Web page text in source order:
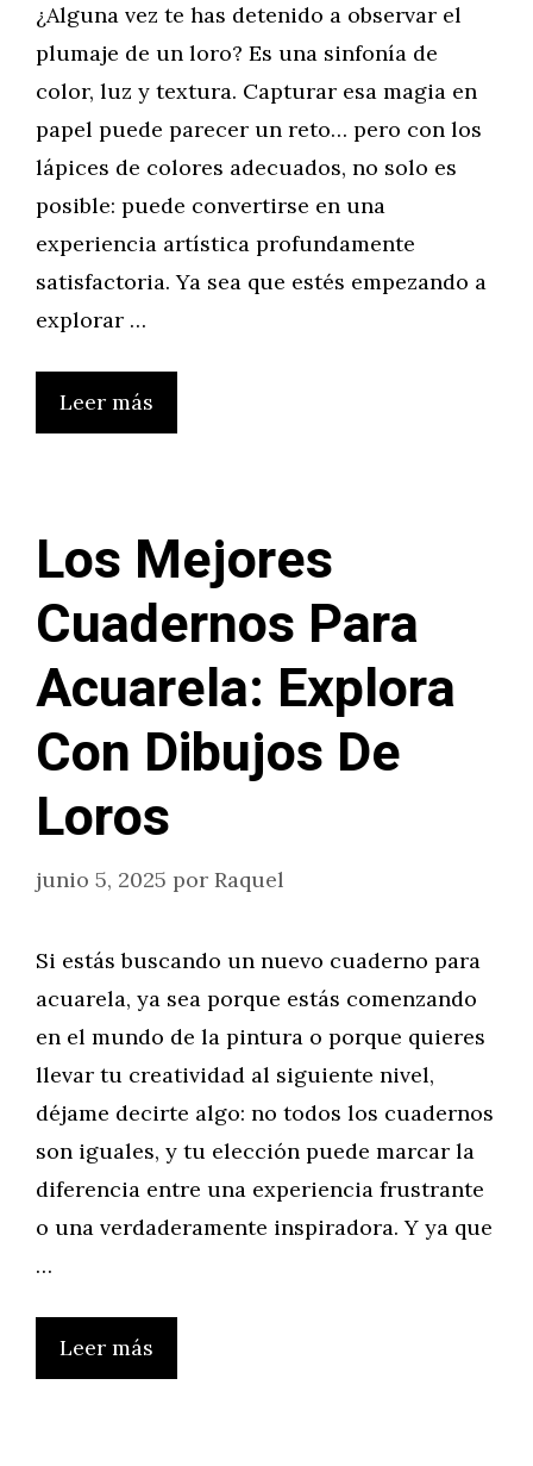
¿Alguna vez te has detenido a observar el
plumaje de un loro? Es una sinfonía de
color, luz y textura. Capturar esa magia en
papel puede parecer un reto… pero con los
lápices de colores adecuados, no solo es
posible: puede convertirse en una
experiencia artística profundamente
satisfactoria. Ya sea que estés empezando a
explorar …
Leer más
Los Mejores
Cuadernos Para
Acuarela: Explora
Con Dibujos De
Loros
junio 5, 2025 por Raquel
Si estás buscando un nuevo cuaderno para
acuarela, ya sea porque estás comenzando
en el mundo de la pintura o porque quieres
llevar tu creatividad al siguiente nivel,
déjame decirte algo: no todos los cuadernos
son iguales, y tu elección puede marcar la
diferencia entre una experiencia frustrante
o una verdaderamente inspiradora. Y ya que
…
Leer más